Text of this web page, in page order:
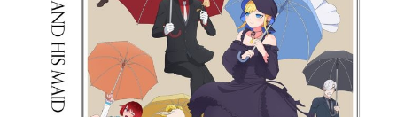
偉大な魔法使い“魔導を極めし者”（プ
ラチナスクエア）を目指す。崖っぷ
ち魔術師と不健全な悪魔のお姉さん
の王道ファンタジー開幕！作品名金
装のヴェルメイユ～崖っぷち魔術師
は最強の厄災と魔法世界を突き進む